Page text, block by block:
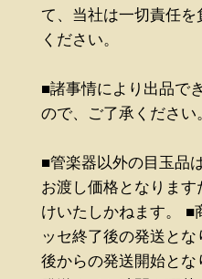
て、当社は一切責任
ください。
■諸事情により出品で
ので、ご了承ください
■管楽器以外の目玉品
お渡し価格となりま
けいたしかねます。 ■
ッセ終了後の発送と
後からの発送開始と